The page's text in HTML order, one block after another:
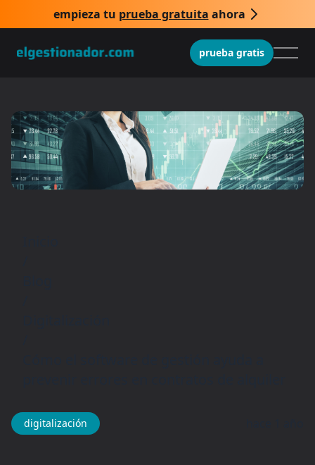
empieza tu prueba gratuita ahora
prueba gratis
digitalización